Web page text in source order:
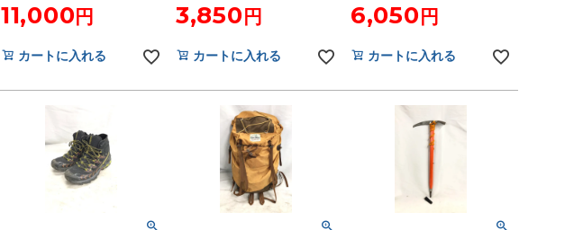
グポール 2本
11,000
カートに入れる
3,850
カートに入れる
6,050
カートに入れる